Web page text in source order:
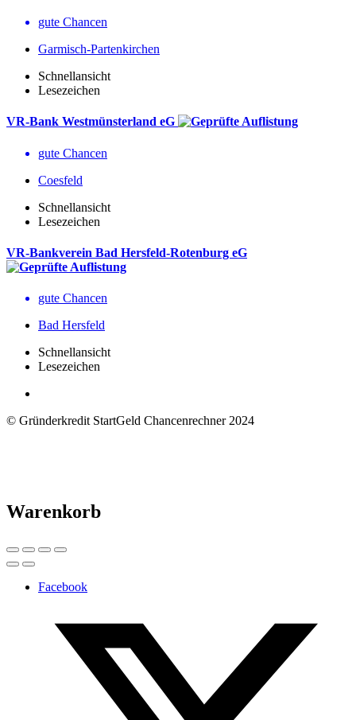
gute Chancen
Garmisch-Partenkirchen
Schnellansicht
Lesezeichen
VR-Bank Westmünsterland eG
gute Chancen
Coesfeld
Schnellansicht
Lesezeichen
VR-Bankverein Bad Hersfeld-Rotenburg eG
gute Chancen
Bad Hersfeld
Schnellansicht
Lesezeichen
© Gründerkredit StartGeld Chancenrechner 2024
Warenkorb
Facebook